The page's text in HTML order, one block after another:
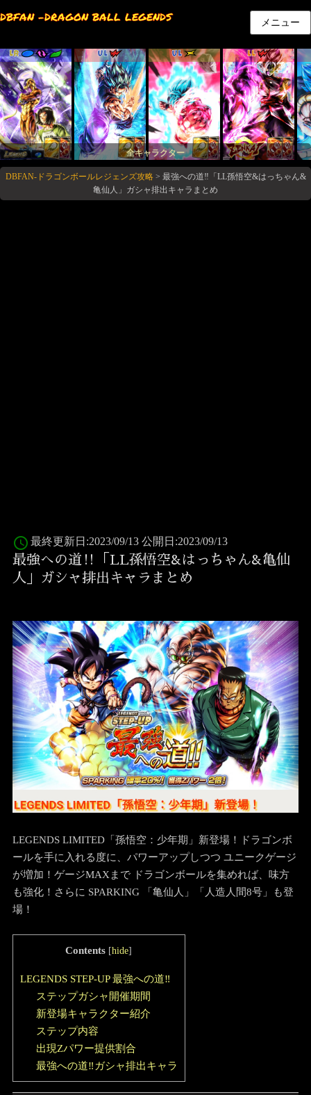
DBFAN -DRAGON BALL LEGENDS メニュー
LR UL UL LL
全キャラクター
DBFAN-ドラゴンボールレジェンズ攻略> 最強への道‼「LL孫悟空&はっちゃん&
亀仙人」ガシャ排出キャラまとめ
access_time 最終更新日:2023/09/13 公開日:2023/09/13
最強への道‼「LL孫悟空&はっちゃん&亀仙
人」ガシャ排出キャラまとめ
LEGENDS LIMITED「孫悟空：少年期」新登場！ドラゴンボ
ールを手に入れる度に、パワーアップしつつ ユニークゲージ
が増加！ゲージMAXまで ドラゴンボールを集めれば、味方
も強化！さらに SPARKING 「亀仙人」「人造人間8号」も登
場！
Contents [hide]
LEGENDS STEP‐UP 最強への道‼
ステップガシャ開催期間
新登場キャラクター紹介
ステップ内容
出現Zパワー提供割合
最強への道‼ガシャ排出キャラ